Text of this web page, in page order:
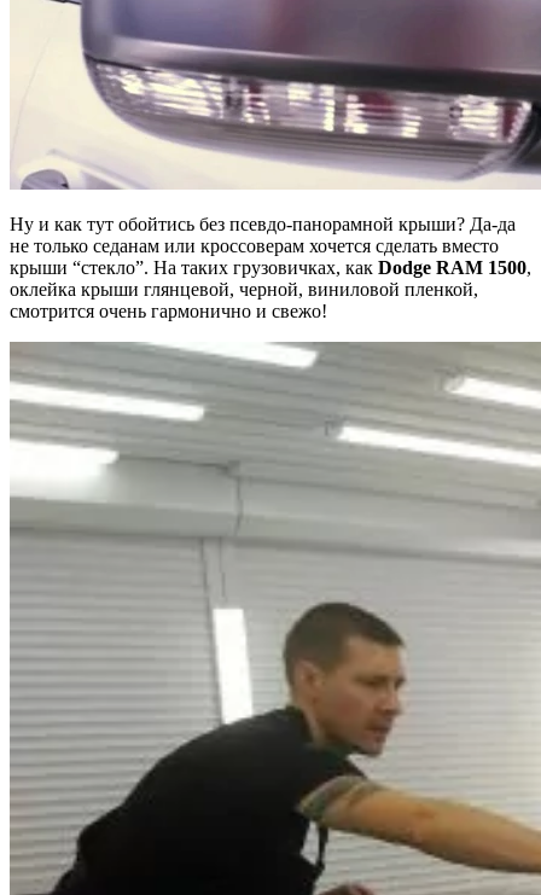
Ну и как тут обойтись без псевдо-панорамной крыши? Да-да
не только седанам или кроссоверам хочется сделать вместо
крыши “стекло”. На таких грузовичках, как Dodge RAM 1500,
оклейка крыши глянцевой, черной, виниловой пленкой,
смотрится очень гармонично и свежо!